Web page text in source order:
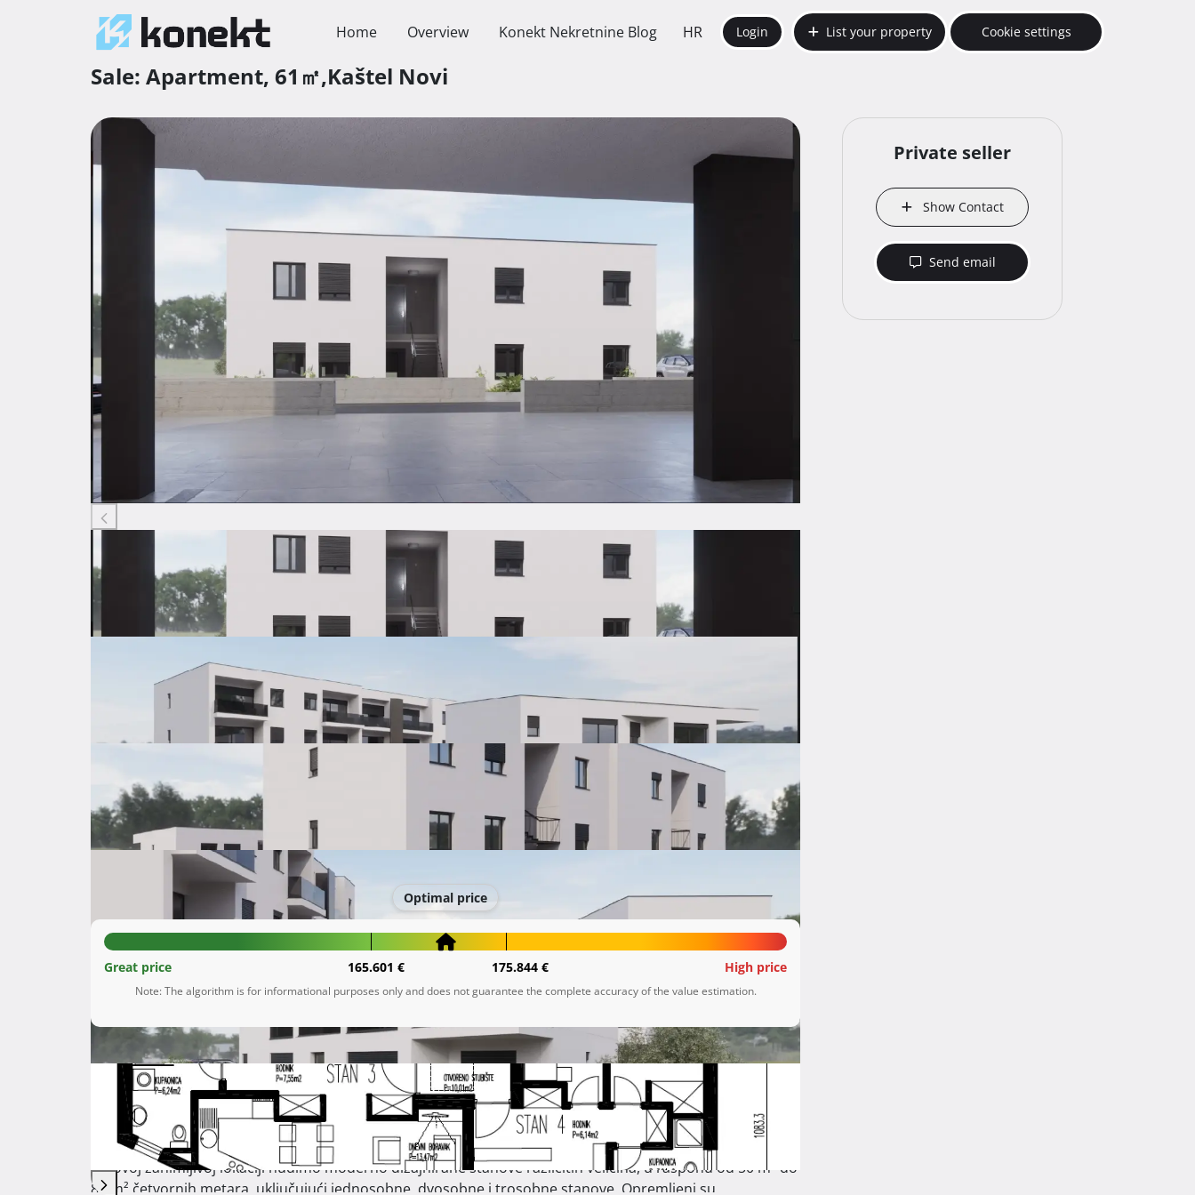
Home Overview Konekt Nekretnine Blog HR Login List your property Cookie settings
Sale: Apartment, 61㎡,Kaštel Novi
Listing ID: 25337601
Kaštel Novi
Splitsko-dalmatinska županija
170.968 €
Optimal price
Great price 165.601 € 175.844 € High price
Note: The algorithm is for informational purposes only and does not guarantee the complete accuracy of the value estimation.
Description
radimo na realizaciji projekta izgradnje tri zgrade.
Na ovoj zanimljivoj lokaciji nudimo moderno dizajnirane stanove različitih veličina, u rasponu od 50 m² do
80 m² četvornih metara, uključujući jednosobne, dvosobne i trosobne stanove. Opremljeni su
Private seller
Show Contact
Send email